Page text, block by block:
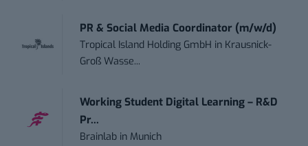
PR & Social Media Coordinator (m/w/d)
Tropical Island Holding GmbH in Krausnick-
Groß Wasse...
Working Student Digital Learning – R&D
Pr...
Brainlab in Munich